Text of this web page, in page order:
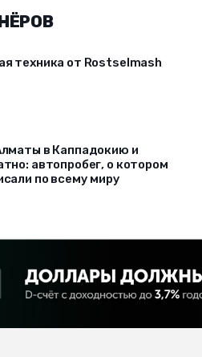
техника от Rostselmash
в Каппадокию и
автопробег, о котором
по всему миру